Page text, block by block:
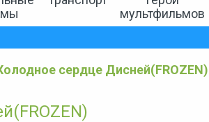
мультфильмов
сердце Дисней(FROZEN)